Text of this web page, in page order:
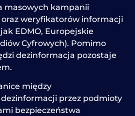
masowych kampanii
weryfikatorów informacji
EDMO, Europejskie
Cyfrowych). Pomimo
dezinformacja pozostaje
między
przez podmioty
bezpieczeństwa